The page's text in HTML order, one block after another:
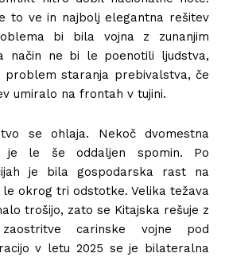
to ve in najbolj elegantna rešitev
bi bila vojna z zunanjim
način ne bi le poenotili ljudstva,
staranja prebivalstva, če
umiralo na frontah v tujini.
se ohlaja. Nekoč dvomestna
je le še oddaljen spomin. Po
je bila gospodarska rast na
le okrog tri odstotke. Velika težava
trošijo, zato se Kitajska rešuje z
carinske vojne pod
v letu 2025 se je bilateralna